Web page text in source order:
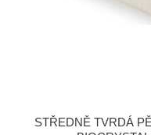
STŘEDNĚ TVRDÁ